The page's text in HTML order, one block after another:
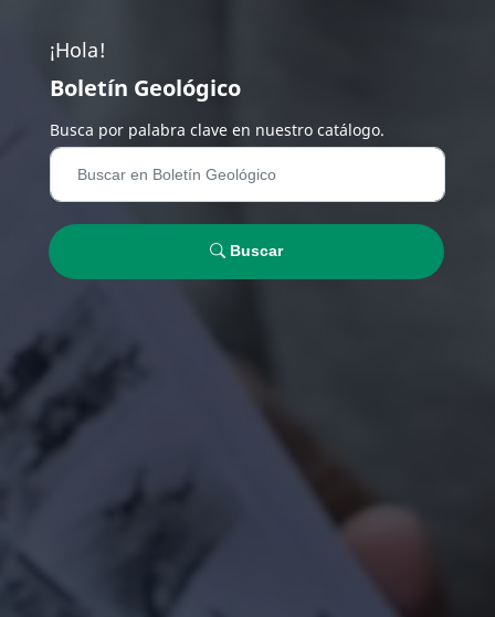
¡Hola!
Boletín Geológico
Busca por palabra clave en nuestro catálogo.
Buscar